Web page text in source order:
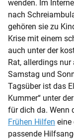
wenden. Im
nach
gehören sie zu
Krise mit einem
auch unter der
Rat, allerdings
Samstag und
Tagsüber ist das
Kummer“ unter
für dich da. Wenn
Frühen Hilfen eine
passende